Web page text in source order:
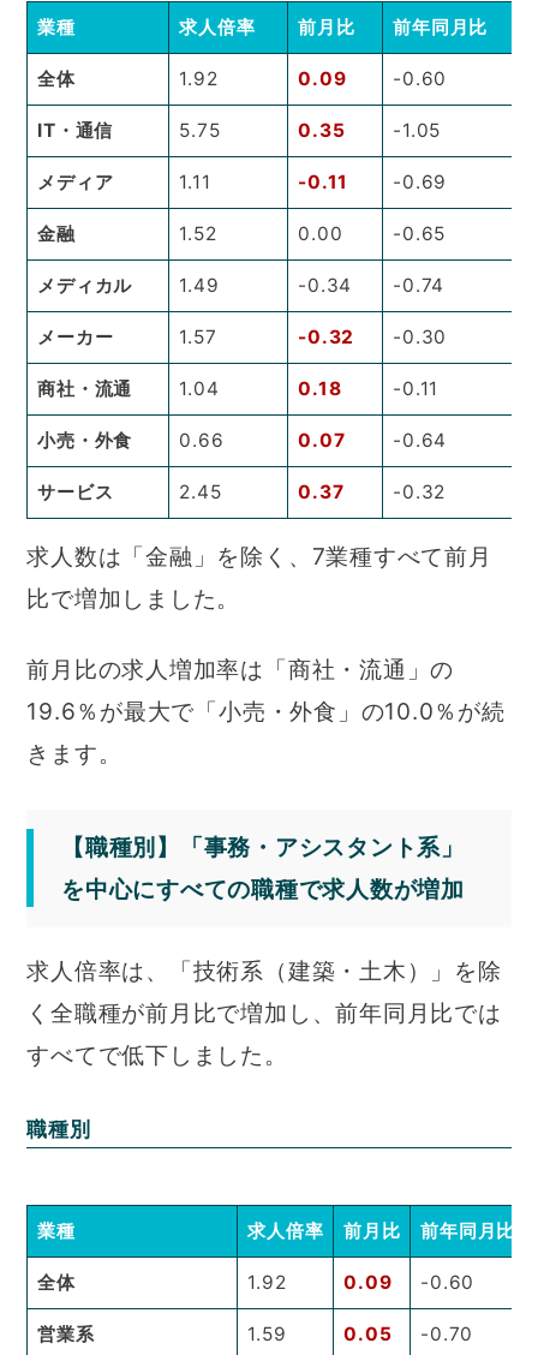
業種 求人倍率 前月比 前年同月比
全体 1.92 0.09 -0.60
IT・通信 5.75 0.35 -1.05
メディア 1.11 -0.11 -0.69
金融 1.52 0.00 -0.65
メディカル 1.49 -0.34 -0.74
メーカー 1.57 -0.32 -0.30
商社・流通 1.04 0.18 -0.11
小売・外食 0.66 0.07 -0.64
サービス 2.45 0.37 -0.32
求人数は「金融」を除く、7業種すべて前月
比で増加しました。
前月比の求人増加率は「商社・流通」の
19.6％が最大で「小売・外食」の10.0％が続
きます。
【職種別】「事務・アシスタント系」
を中心にすべての職種で求人数が増加
求人倍率は、「技術系（建築・土木）」を除
く全職種が前月比で増加し、前年同月比では
すべてで低下しました。
職種別
業種 求人倍率 前月比 前年同月比
全体 1.92 0.09 -0.60
営業系 1.59 0.05 -0.70